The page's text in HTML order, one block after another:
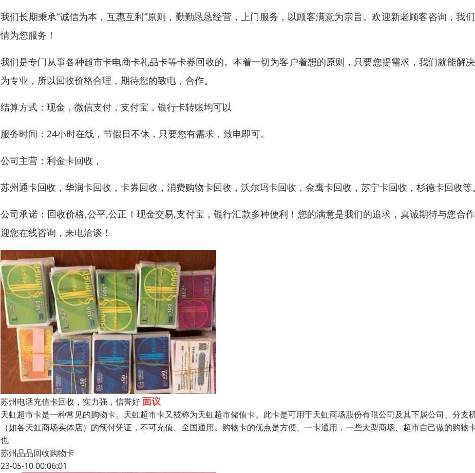
我们长期秉承“诚信为本，互惠互利”原则，勤勤恳恳经营，上门服务，以顾客满意为宗旨。欢迎新老顾客咨询，我
情为您服务！
我们是专门从事各种超市卡电商卡礼品卡等卡券回收的。本着一切为客户着想的原则，只要您提需求，我们就能解
为专业，所以回收价格合理，期待您的致电，合作。
结算方式：现金，微信支付，支付宝，银行卡转账均可以
服务时间：24小时在线，节假日不休，只要您有需求，致电即可。
公司主营：利金卡回收，
苏州通卡回收，华润卡回收，卡券回收，消费购物卡回收，沃尔玛卡回收，金鹰卡回收，苏宁卡回收，杉德卡回收等
公司承诺：回收价格,公平,公正！现金交易,支付宝，银行汇款多种便利！您的满意是我们的追求，真诚期待与您合
迎您在线咨询，来电洽谈！
苏州电话充值卡回收，实力强，信誉好面议
天虹超市卡是一种常见的购物卡。天虹超市卡又被称为天虹超市储值卡。此卡是可用于天虹商场股份有限公司及其下属公司、分支
（如各天虹商场实体店）的预付凭证，不可充值、全国通用。购物卡的优点是方便、一卡通用，一些大型商场、超市自己做的购物
也
苏州品品回收购物卡
23-05-10 00:06:01